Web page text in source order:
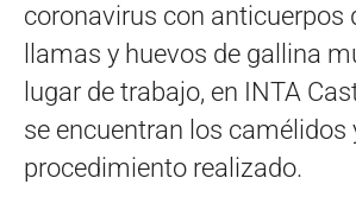
coronavirus con anticuerpos
llamas y huevos de gallina
lugar de trabajo, en INTA
se encuentran los camélidos
procedimiento realizado.